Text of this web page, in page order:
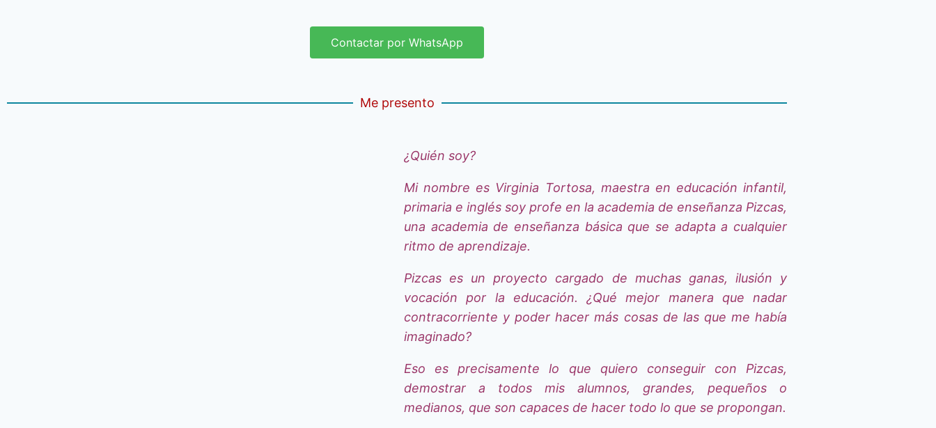
Contactar por WhatsApp
Me presento
¿Quién soy?
Mi nombre es Virginia Tortosa, maestra en educación infantil,
primaria e inglés soy profe en la academia de enseñanza Pizcas,
una academia de enseñanza básica que se adapta a cualquier
ritmo de aprendizaje.
Pizcas es un proyecto cargado de muchas ganas, ilusión y
vocación por la educación. ¿Qué mejor manera que nadar
contracorriente y poder hacer más cosas de las que me había
imaginado?
Eso es precisamente lo que quiero conseguir con Pizcas,
demostrar a todos mis alumnos, grandes, pequeños o
medianos, que son capaces de hacer todo lo que se propongan.